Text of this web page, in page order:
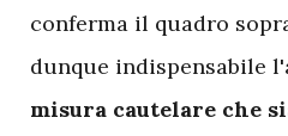
conferma il quadro
dunque indispensabile
misura cautelare che